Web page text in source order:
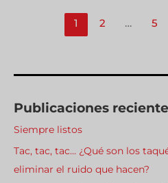
1 2 … 5
Publicaciones
Siempre listos
Tac, tac, tac… ¿Qué son los
eliminar el ruido que hacen?